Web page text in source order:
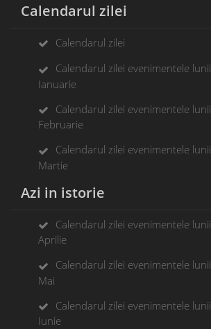
Calendarul zilei
Calendarul zilei
Calendarul zilei evenimentele lunii
Ianuarie
Calendarul zilei evenimentele lunii
Februarie
Calendarul zilei evenimentele lunii
Martie
Azi in istorie
Calendarul zilei evenimentele lunii
Aprilie
Calendarul zilei evenimentele lunii
Mai
Calendarul zilei evenimentele lunii
Iunie